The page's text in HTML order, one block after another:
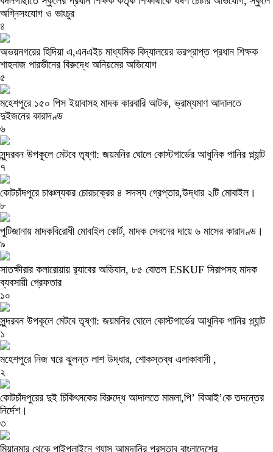
অগ্নিসংযোগ ও ভাংচুর
৪
অভয়নগরের হিদিয়া এ,এনএইচ মাধ্যমিক বিদ্যালয়ের ভরপ্রাপ্ত প্রধান শিক্ষক
শাহনাজ পারভীনের বিরুদ্ধে অনিয়মের অভিযোগ
৫
মহেশপুরে ১৫০ পিস ইয়াবাসহ মাদক কারবারি আটক, ভ্রাম্যমাণ আদালতে
দুইজনের কারাদণ্ড
৬
সুন্দরবন উপকূলে মেটবে তৃষ্ণা: জয়মনির ঘোলে কোস্টগার্ডের আধুনিক পানির প্ল্যান্ট
৭
কোটচাঁদপুরে চাঞ্চল্যকর চোরচক্রের ৪ সদস্য গ্রেপ্তার,উদ্ধার ২টি মোবাইল।
৮
পুটিজানায় মাদকবিরোধী মোবাইল কোর্ট, মাদক সেবনের দায়ে ৬ মাসের কারাদণ্ড।
৯
সাতক্ষীরার কলারোয়ায় র‍্যাবের অভিযান, ৮৫ বোতল ESKUF সিরাপসহ মাদক
ব্যবসায়ী গ্রেফতার
১০
সুন্দরবন উপকূলে মেটবে তৃষ্ণা: জয়মনির ঘোলে কোস্টগার্ডের আধুনিক পানির প্ল্যান্ট
১
মহেশপুরে নিজ ঘরে ঝুলন্ত লাশ উদ্ধার, শোকস্তব্ধ এলাকাবাসী ,
২
কোটচাঁদপুরের দুই চিকিৎসকের বিরুদ্ধে আদালতে মামলা,পি’ বিআই’কে তদন্তের
নির্দেশ।
৩
মিয়ানমার থেকে পাইপলাইনে গ্যাস আমদানির প্রস্তাব বাংলাদেশের